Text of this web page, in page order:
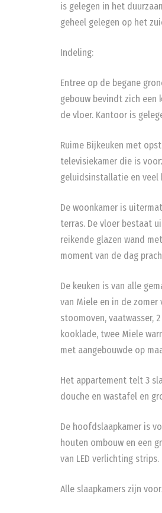
is gelegen in het
geheel gelegen op het
Indeling:
Entree op de begane
gebouw bevindt zich
de vloer. Kantoor is
Ruime Bijkeuken met
televisiekamer die is
geluidsinstallatie en veel
De woonkamer is
terras. De vloer bestaat
reikende glazen wand
moment van de dag
De keuken is van alle
van Miele en in de zomer
stoomoven, vaatwasser,
kooklade, twee Miele
met aangebouwde op
Het appartement telt 3
douche en wastafel en
De hoofdslaapkamer is
houten ombouw en een
van LED verlichting
Alle slaapkamers zijn